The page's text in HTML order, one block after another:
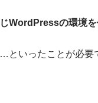
WordPressの環境を
といったことが必要